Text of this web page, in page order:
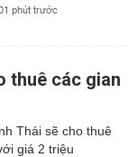
phút trước
thuê các gian
Thái sẽ cho thuê
giá 2 triệu